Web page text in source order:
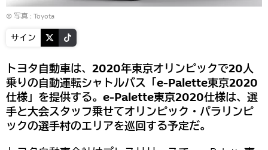
© 写真 : Toyota
サイン
トヨタ自動車は、2020年東京オリンピックで20人
乗りの自動運転シャトルバス「e-Palette東京2020
仕様」を提供する。e-Palette東京2020仕様は、選
手と大会スタッフ乗せてオリンピック・パラリンピ
ックの選手村のエリアを巡回する予定だ。